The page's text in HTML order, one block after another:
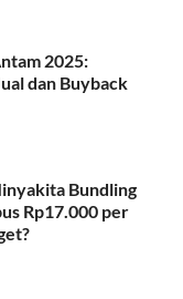
2025:
dan Buyback
Bundling
Rp17.000 per